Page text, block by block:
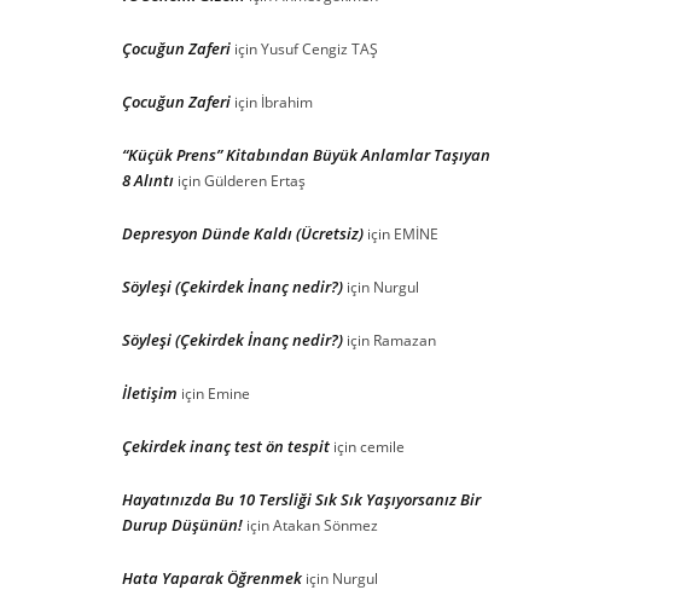
Çocuğun Zaferi içinYusuf Cengiz TAŞ
Çocuğun Zaferi için İbrahim
“Küçük Prens” Kitabından Büyük Anlamlar Taşıyan
8 Alıntı içinGülderen Ertaş
Depresyon Dünde Kaldı (Ücretsiz) için EMİNE
Söyleşi (Çekirdek İnanç nedir?) için Nurgul
Söyleşi (Çekirdek İnanç nedir?) için Ramazan
İletişim için Emine
Çekirdek inanç test ön tespit içincemile
Hayatınızda Bu 10 Tersliği Sık Sık Yaşıyorsanız Bir
Durup Düşünün! içinAtakan Sönmez
Hata Yaparak Öğrenmek için Nurgul